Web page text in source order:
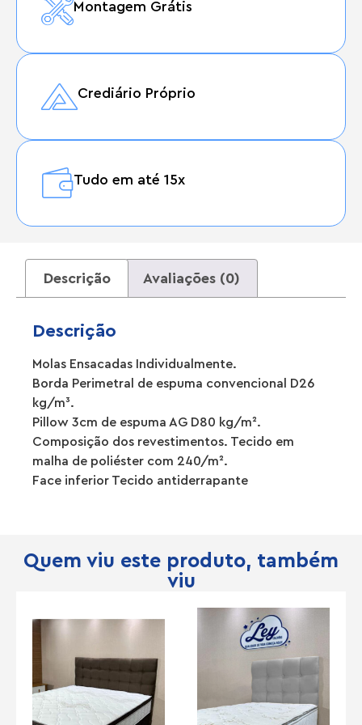
Montagem Grátis
Crediário Próprio
Tudo em até 15x
Descrição Avaliações (0)
Descrição
Molas Ensacadas Individualmente.
Borda Perimetral de espuma convencional D26
kg/m³.
Pillow 3cm de espuma AG D80 kg/m².
Composição dos revestimentos. Tecido em
malha de poliéster com 240/m².
Face inferior Tecido antiderrapante
Quem viu este produto, também
viu